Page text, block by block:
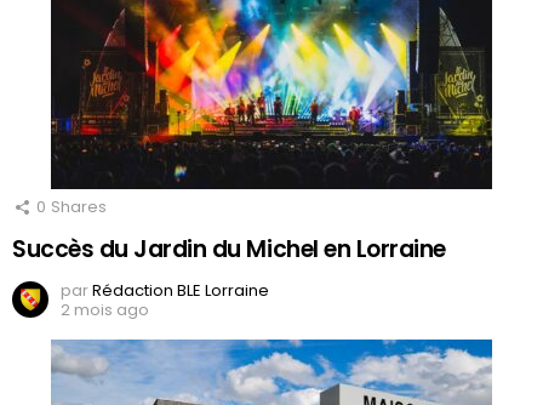
0 Shares
Succès du Jardin du Michel en Lorraine
parRédaction BLE Lorraine
2 mois ago